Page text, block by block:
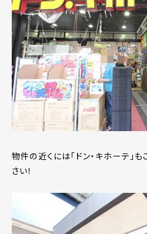
物件の近くには「ドン・キホーテ」
さい！